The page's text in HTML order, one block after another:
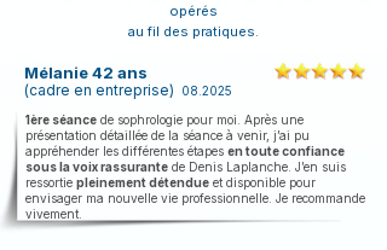
opérés
au fil des pratiques.
Mélanie 42 ans
(cadre en entreprise)
08.2025
1ère séance de sophrologie pour moi. Après une
présentation détaillée de la séance à venir, j’ai pu
appréhender les différentes étapes en toute confiance
sous la voix rassurante de Denis Laplanche. J’en suis
ressortie pleinement détendue et disponible pour
envisager ma nouvelle vie professionnelle. Je recommande
vivement.